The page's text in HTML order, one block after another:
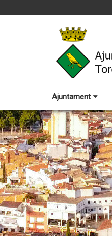
Ajuntament